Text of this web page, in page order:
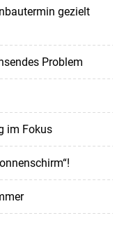
gezielt
Problem
im Fokus